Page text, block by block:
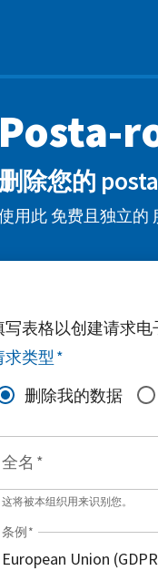
Posta-
删除您的
用此 免费且独立的
写表格以创建请求电
求类型 *
删除我的数据
全名 *
这将被本组织用来识别您。
条例 *